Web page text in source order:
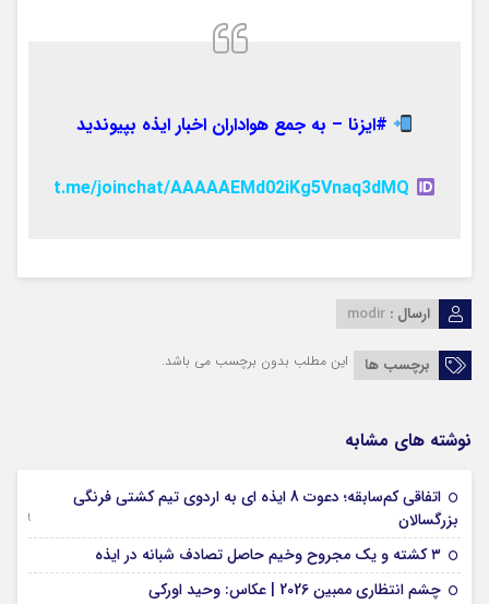
#ایزنا – به جمع هواداران اخبار ایذه بپیوندید
t.me/joinchat/AAAAAEMd02iKg5Vnaq3dMQ
ارسال : modir
برچسب ها این مطلب بدون برچسب می باشد.
نوشته های مشابه
اتفاقی کم‌سابقه؛ دعوت 8 ایذه ای به اردوی تیم کشتی فرنگی
بزرگسالان
09 جولای 2026
۳ کشته و یک مجروح وخیم حاصل تصادف شبانه در ایذه
چشم انتظاری ممبین 2026 | عکاس: وحید اورکی